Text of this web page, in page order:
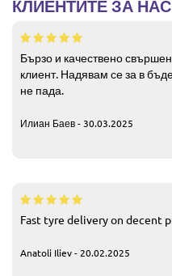
КЛИЕНТИТЕ ЗА НАС
Бързо и качествено
клиент. Надявам се за в
не пада.
Илиан Баев - 30.03.2025
Fast tyre delivery on decent
Anatoli Iliev - 20.02.2025